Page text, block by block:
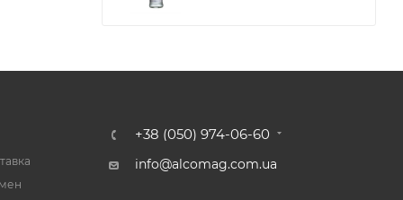
+38 (050) 974-06-60
info@alcomag.com.ua